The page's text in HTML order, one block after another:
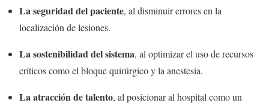
La seguridad del paciente, al disminuir errores en la
localización de lesiones.
La sostenibilidad del sistema, al optimizar el uso de recursos
críticos como el bloque quirúrgico y la anestesia.
La atracción de talento, al posicionar al hospital como un